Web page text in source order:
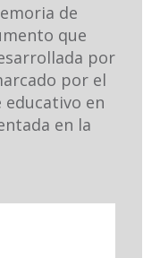
de
que
por
por el
en
en la